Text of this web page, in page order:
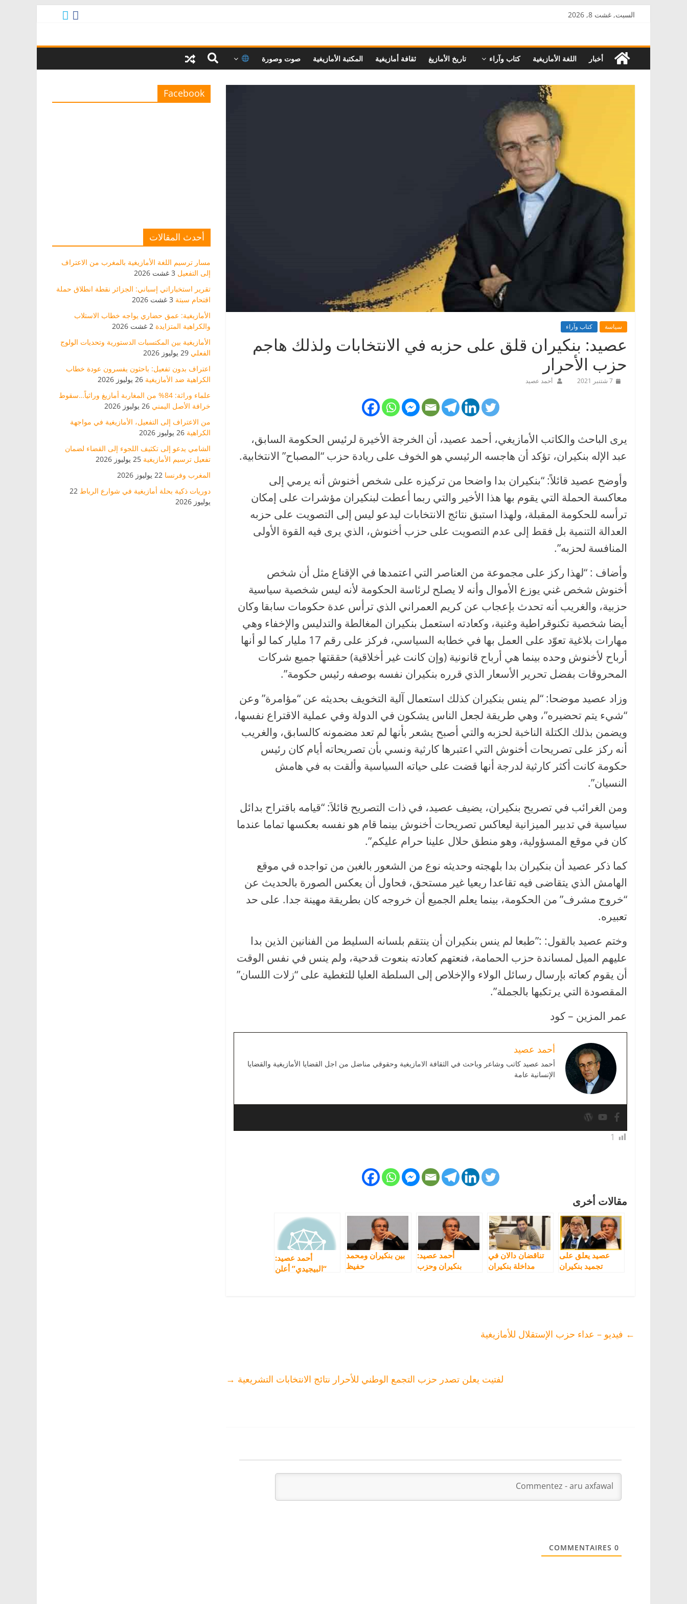
السبت, غشت 8, 2026
AkalPress
منبر
أخبار اللغة الأمازيغية كتاب وآراء تاريخ الأمازيغ ثقافة أمازيغية المكتبة الأمازيغية صوت وصورة
سياسة كتاب وآراء
عصيد: بنكيران قلق على حزبه في الانتخابات ولذلك هاجم
حزب الأحرار
7 شتنبر 2021 أحمد عصيد
يرى الباحث والكاتب الأمازيغي، أحمد عصيد، أن الخرجة الأخيرة لرئيس الحكومة السابق،
عبد الإله بنكيران، تؤكد أن هاجسه الرئيسي هو الخوف على ريادة حزب “المصباح” الانتخابية.
وأوضح عصيد قائلاً: “بنكيران بدا واضحا من تركيزه على شخص أخنوش أنه يرمي إلى
معاكسة الحملة التي يقوم بها هذا الأخير والتي ربما أعطت لبنكيران مؤشرات على إمكان
ترأسه للحكومة المقبلة، ولهذا استبق نتائج الانتخابات ليدعو ليس إلى التصويت على حزبه
العدالة التنمية بل فقط إلى عدم التصويت على حزب أخنوش، الذي يرى فيه القوة الأولى
المنافسة لحزبه”.
وأضاف : “لهذا ركز على مجموعة من العناصر التي اعتمدها في الإقناع مثل أن شخص
أخنوش شخص غني يوزع الأموال وأنه لا يصلح لرئاسة الحكومة لأنه ليس شخصية سياسية
حزبية، والغريب أنه تحدث بإعجاب عن كريم العمراني الذي ترأس عدة حكومات سابقا وكان
أيضا شخصية تكنوقراطية وغنية، وكعادته استعمل بنكيران المغالطة والتدليس والإخفاء وهي
مهارات بلاغية تعوّد على العمل بها في خطابه السياسي، فركز على رقم 17 مليار كما لو أنها
أرباح لأخنوش وحده بينما هي أرباح قانونية (وإن كانت غير أخلاقية) حققتها جميع شركات
المحروقات بفضل تحرير الأسعار الذي قرره بنكيران نفسه بوصفه رئيس حكومة”.
وزاد عصيد موضحا: “لم ينس بنكيران كذلك استعمال آلية التخويف بحديثه عن “مؤامرة” وعن
“شيء يتم تحضيره”، وهي طريقة لجعل الناس يشكون في الدولة وفي عملية الاقتراع نفسها،
ويضمن بذلك الكتلة الناخبة لحزبه والتي أصبح يشعر بأنها لم تعد مضمونه كالسابق، والغريب
أنه ركز على تصريحات أخنوش التي اعتبرها كارثية ونسي بأن تصريحاته أيام كان رئيس
حكومة كانت أكثر كارثية لدرجة أنها قضت على حياته السياسية وألقت به في هامش
النسيان”.
ومن الغرائب في تصريح بنكيران، يضيف عصيد، في ذات التصريح قائلاَ: “قيامه باقتراح بدائل
سياسية في تدبير الميزانية ليعاكس تصريحات أخنوش بينما قام هو نفسه بعكسها تماما عندما
كان في موقع المسؤولية، وهو منطق حلال علينا حرام عليكم”.
كما ذكر عصيد أن بنكيران بدا بلهجته وحديثه نوع من الشعور بالغبن من تواجده في موقع
الهامش الذي يتقاضى فيه تقاعدا ريعيا غير مستحق، فحاول أن يعكس الصورة بالحديث عن
“خروج مشرف” من الحكومة، بينما يعلم الجميع أن خروجه كان بطريقة مهينة جدا. على حد
تعبيره.
وختم عصيد بالقول: :”طبعا لم ينس بنكيران أن ينتقم بلسانه السليط من الفنانين الذين بدا
عليهم الميل لمساندة حزب الحمامة، فنعتهم كعادته بنعوت قدحية، ولم ينس في نفس الوقت
أن يقوم كعاته بإرسال رسائل الولاء والإخلاص إلى السلطة العليا للتغطية على “زلات اللسان”
المقصودة التي يرتكبها بالجملة”.
عمر المزين – كود
أحمد عصيد
أحمد عصيد كاتب وشاعر وباحث في الثقافة الامازيغية وحقوقي مناضل من اجل القضايا الأمازيغية والقضايا
الإنسانية عامة
1
مقالات أخرى
عصيد يعلق على
تجميد بنكيران
تناقضان دالان في
مداخلة بنكيران
أحمد عصيد:
بنكيران وحزب
بين بنكيران ومحمد
حفيظ
أحمد عصيد:
“البيجيدي” أعلن
← فيديو – عداء حزب الإستقلال للأمازيغية
لفتيت يعلن تصدر حزب التجمع الوطني للأحرار نتائج الانتخابات التشريعية →
0
Facebook
أحدث المقالات
مسار ترسيم اللغة الأمازيغية بالمغرب من الاعتراف
إلى التفعيل 3 غشت 2026
تقرير استخباراتي إسباني: الجزائر نقطة انطلاق حملة
اقتحام سبتة 3 غشت 2026
الأمازيغية: عمق حضاري يواجه خطاب الاستلاب
والكراهية المتزايدة 2 غشت 2026
الأمازيغية بين المكتسبات الدستورية وتحديات الولوج
الفعلي 29 يوليوز 2026
اعتراف بدون تفعيل: باحثون يفسرون عودة خطاب
الكراهية ضد الأمازيغية 26 يوليوز 2026
علماء وراثة: 84% من المغاربة أمازيغ وراثياً…سقوط
خرافة الأصل اليمني 26 يوليوز 2026
من الاعتراف إلى التفعيل، الأمازيغية في مواجهة
الكراهية 26 يوليوز 2026
الشامي يدعو إلى تكثيف اللجوء إلى القضاء لضمان
تفعيل ترسيم الأمازيغية 25 يوليوز 2026
المغرب وفرنسا 22 يوليوز 2026
دوريات ذكية بحلة أمازيغية في شوارع الرباط 22
يوليوز 2026